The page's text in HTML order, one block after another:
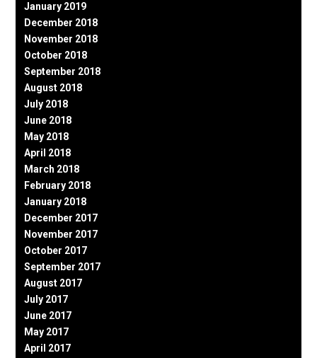
January 2019
December 2018
November 2018
October 2018
September 2018
August 2018
July 2018
June 2018
May 2018
April 2018
March 2018
February 2018
January 2018
December 2017
November 2017
October 2017
September 2017
August 2017
July 2017
June 2017
May 2017
April 2017